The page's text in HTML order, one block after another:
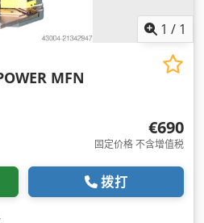
1 / 1
MFN
€690
固定价格 不含增值税
拨打
,